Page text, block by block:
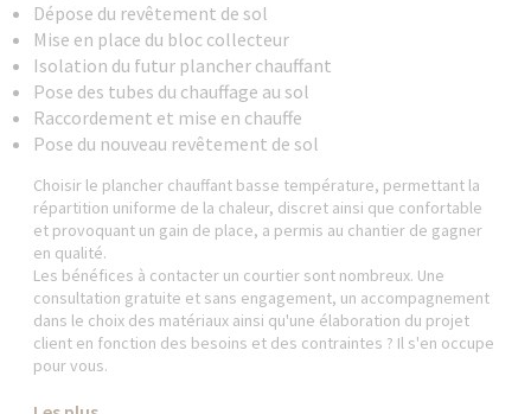
Dépose du revêtement de sol
Mise en place du bloc collecteur
Isolation du futur plancher chauffant
Pose des tubes du chauffage au sol
Raccordement et mise en chauffe
Pose du nouveau revêtement de sol
Choisir le plancher chauffant basse température, permettant la
répartition uniforme de la chaleur, discret ainsi que confortable
et provoquant un gain de place, a permis au chantier de gagner
en qualité.
Les bénéfices à contacter un courtier sont nombreux. Une
consultation gratuite et sans engagement, un accompagnement
dans le choix des matériaux ainsi qu'une élaboration du projet
client en fonction des besoins et des contraintes ? Il s'en occupe
pour vous.